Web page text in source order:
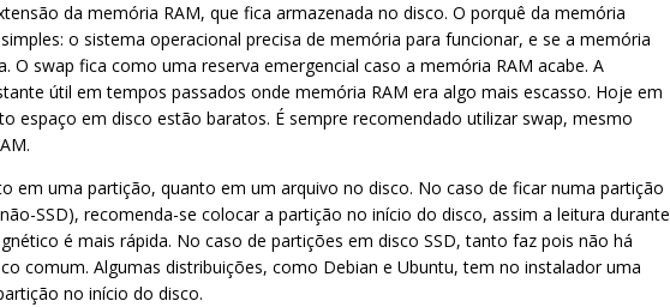
da memória RAM, que fica armazenada no disco. O porquê da memória
o sistema operacional precisa de memória para funcionar, e se a memória
O swap fica como uma reserva emergencial caso a memória RAM acabe. A
útil em tempos passados onde memória RAM era algo mais escasso. Hoje em
espaço em disco estão baratos. É sempre recomendado utilizar swap, mesmo
em uma partição, quanto em um arquivo no disco. No caso de ficar numa partição
SSD), recomenda-se colocar a partição no início do disco, assim a leitura durante
é mais rápida. No caso de partições em disco SSD, tanto faz pois não há
comum. Algumas distribuições, como Debian e Ubuntu, tem no instalador uma
no início do disco.